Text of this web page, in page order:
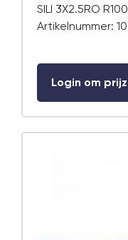
SILI 3X2.5RO
Artikelnummer:
Login om